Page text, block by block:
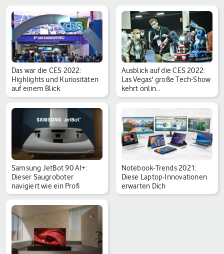
Das war die CES 2022:
Highlights und Kuriositäten
auf einem Blick
Ausblick auf die CES 2022:
Las Vegas' große Tech-Show
kehrt onlin…
Samsung JetBot 90 AI+:
Dieser Saugroboter
navigiert wie ein Profi
Notebook-Trends 2021:
Diese Laptop-Innovationen
erwarten Dich